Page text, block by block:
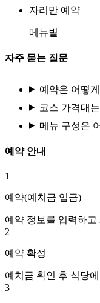
자리만 예약
메뉴별
자주 묻는 질문
예약은 어떻
코스 가격대
메뉴 구성은
예약 안내
1
예약(예치금 입금)
예약 정보를 입력하
2
예약 확정
예치금 확인 후 식당
3